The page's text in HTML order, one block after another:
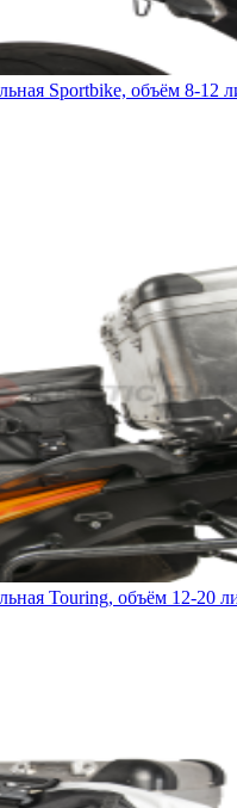
Sportbike, объём 8-12
Touring, объём 12-20